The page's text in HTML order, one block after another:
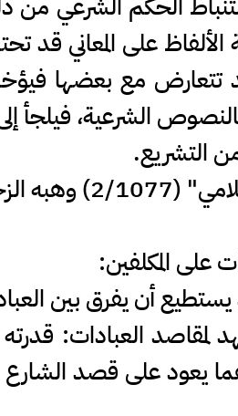
الألفاظ على المعاني
قد تتعارض مع بعضها
الشرعية، فيلجأ
التشريع.
الزحيلي.
على المكلفين:
أن يفرق بين
لمقاصد العبادات:
يعود على قصد الشارع